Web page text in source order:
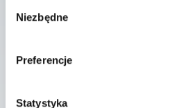
zgody
Niezbędne
Preferencje
Statystyka
których
dostępna